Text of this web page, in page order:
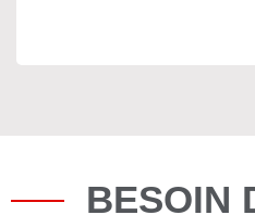
BESOIN